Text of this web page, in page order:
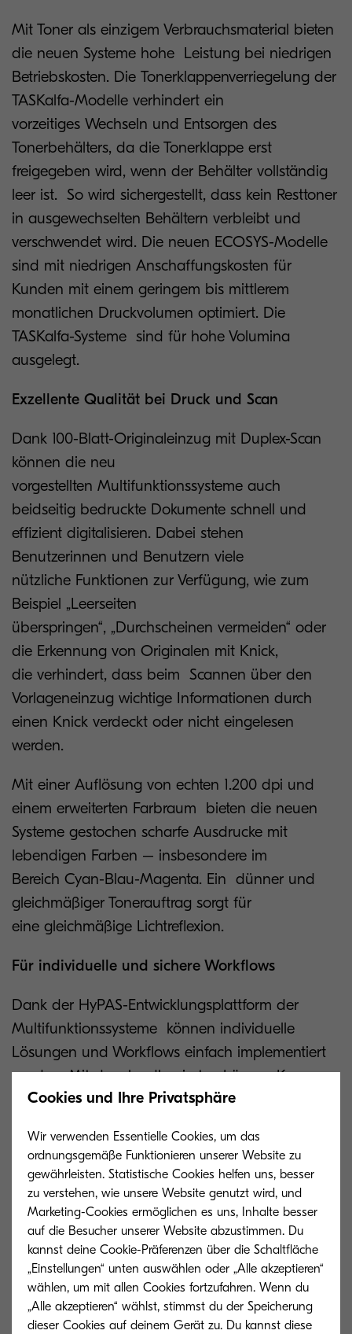
Mit Toner als einzigem Verbrauchsmaterial bieten
die neuen Systeme hohe Leistung bei niedrigen
Betriebskosten. Die Tonerklappenverriegelung der
TASKalfa-Modelle verhindert ein
vorzeitiges Wechseln und Entsorgen des
Tonerbehälters, da die Tonerklappe erst
freigegeben wird, wenn der Behälter vollständig
leer ist. So wird sichergestellt, dass kein Resttoner
in ausgewechselten Behältern verbleibt und
verschwendet wird. Die neuen ECOSYS-Modelle
sind mit niedrigen Anschaffungskosten für
Kunden mit einem geringem bis mittlerem
monatlichen Druckvolumen optimiert. Die
TASKalfa-Systeme sind für hohe Volumina
ausgelegt.
Exzellente Qualität bei Druck und Scan
Dank 100-Blatt-Originaleinzug mit Duplex-Scan
können die neu
vorgestellten Multifunktionssysteme auch
beidseitig bedruckte Dokumente schnell und
effizient digitalisieren. Dabei stehen
Benutzerinnen und Benutzern viele
nützliche Funktionen zur Verfügung, wie zum
Beispiel „Leerseiten
überspringen“, „Durchscheinen vermeiden“ oder
die Erkennung von Originalen mit Knick,
die verhindert, dass beim Scannen über den
Vorlageneinzug wichtige Informationen durch
einen Knick verdeckt oder nicht eingelesen
werden.
Mit einer Auflösung von echten 1.200 dpi und
einem erweiterten Farbraum bieten die neuen
Systeme gestochen scharfe Ausdrucke mit
lebendigen Farben – insbesondere im
Bereich Cyan-Blau-Magenta. Ein dünner und
gleichmäßiger Tonerauftrag sorgt für
eine gleichmäßige Lichtreflexion.
Für individuelle und sichere Workflows
Dank der HyPAS-Entwicklungsplattform der
Multifunktionssysteme können individuelle
Lösungen und Workflows einfach implementiert
werden. Mit der cloudbasierten Lösung Kyocera
Cloud Print and Scan, die über die HyPAS-
beispielsweise von verschiedenen Standorten aus
Dokumente in Cloud-Speicherdienste scannen
oder aus ihnen drucken. So lassen
sich Dokumentenprozesse auch in verteilten
Teams vereinfachen und beschleunigen.
„Neben umfangreichen Funktionalitäten sind
unsere neuen Systeme natürlich auch mit
modernsten Sicherheitsfeatures ausgestattet“,
Cookies und Ihre Privatsphäre
Wir verwenden Essentielle Cookies, um das
ordnungsgemäße Funktionieren unserer Website zu
gewährleisten. Statistische Cookies helfen uns, besser
zu verstehen, wie unsere Website genutzt wird, und
Marketing-Cookies ermöglichen es uns, Inhalte besser
auf die Besucher unserer Website abzustimmen. Du
kannst deine Cookie-Präferenzen über die Schaltfläche
„Einstellungen“ unten auswählen oder „Alle akzeptieren“
wählen, um mit allen Cookies fortzufahren. Wenn du
„Alle akzeptieren“ wählst, stimmst du der Speicherung
dieser Cookies auf deinem Gerät zu. Du kannst diese